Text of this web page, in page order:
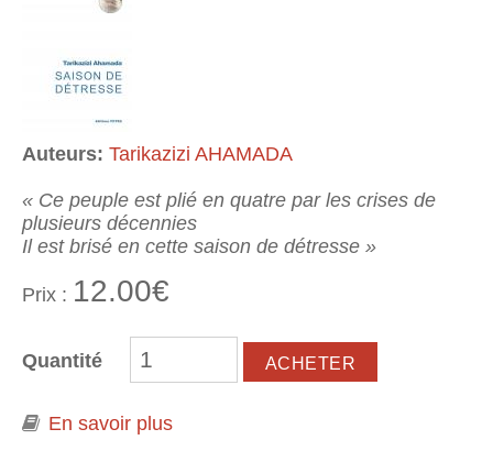
Auteurs: Tarikazizi AHAMADA
« Ce peuple est plié en quatre par les crises de
plusieurs décennies
Il est brisé en cette saison de détresse »
Prix : 12.00€
Quantité
En savoir plus